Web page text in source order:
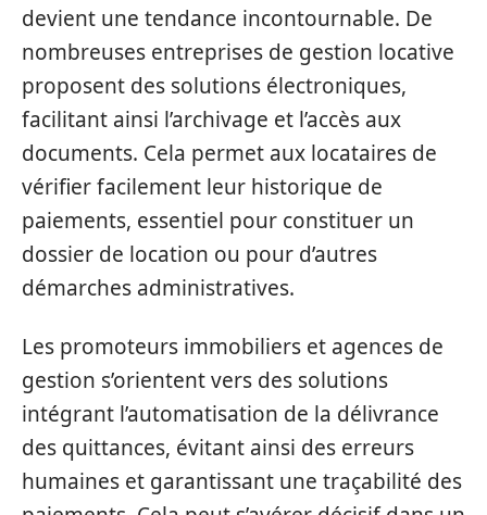
devient une tendance incontournable. De
nombreuses entreprises de gestion locative
proposent des solutions électroniques,
facilitant ainsi l’archivage et l’accès aux
documents. Cela permet aux locataires de
vérifier facilement leur historique de
paiements, essentiel pour constituer un
dossier de location ou pour d’autres
démarches administratives.
Les promoteurs immobiliers et agences de
gestion s’orientent vers des solutions
intégrant l’automatisation de la délivrance
des quittances, évitant ainsi des erreurs
humaines et garantissant une traçabilité des